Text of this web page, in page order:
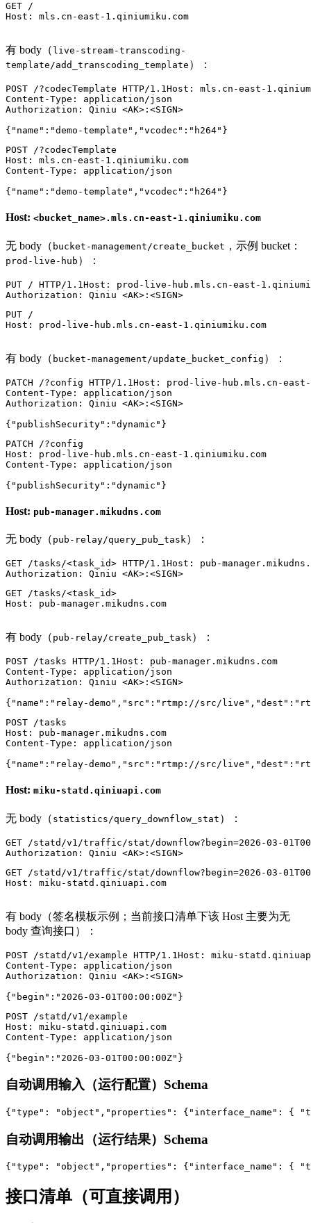
GET /
Host: mls.cn-east-1.qiniumiku.com
有 body（ live-stream-transcoding-
template/add_transcoding_template ）：
POST /?codecTemplate HTTP/1.1Host :
Content-Type :
Authorization : Qiniu <AK>:<SIGN>
{ "name" : "demo-template" , "vcodec" : "h264" }
POST /?codecTemplate
Host: mls.cn-east-1.qiniumiku.com
Content-Type: application/json
Host: <bucket_name>.mls.cn-east-1.qiniumiku.com
无 body（ bucket-management/create_bucket ，示例 bucket：
prod-live-hub ）：
PUT / HTTP/1.1 Host :
Authorization :
PUT /
Host: prod-live-hub.mls.cn-east-1.qiniumiku.com
有 body（ bucket-management/update_bucket_config ）：
PATCH /?config HTTP/1.1 Host :
Content-Type :
Authorization : Qiniu <AK>:<SIGN>
{ "publishSecurity" : "dynamic" }
PATCH /?config
Host: prod-live-hub.mls.cn-east-1.qiniumiku.com
Content-Type: application/json
Host: pub-manager.mikudns.com
无 body（ pub-relay/query_pub_task）：
GET /tasks/<task_id> HTTP/1.1Host :
Authorization :
GET /tasks/<task_id>
Host: pub-manager.mikudns.com
有 body（ pub-relay/create_pub_task）：
POST /tasks HTTP/1.1Host :
Content-Type :
Authorization : Qiniu <AK>:<SIGN>
{ "name" : "relay-demo" , "src" : "rtmp://src/live" , "dest" :
POST /tasks
Host: pub-manager.mikudns.com
Content-Type: application/json
Host: miku-statd.qiniuapi.com
无 body（ statistics/query_downflow_stat ）：
GET
/statd/v1/traffic/stat/downflow?begin=2026-03-
Authorization :
GET /statd/v1/traffic/stat/downflow?begin=2026-03-
Host: miku-statd.qiniuapi.com
有 body（签名模板示例；当前接口清单下该 Host 主要为无
body 查询接口）：
POST /statd/v1/example HTTP/1.1 Host :
Content-Type :
Authorization : Qiniu <AK>:<SIGN>
{ "begin" : "2026-03-01T00:00:00Z" }
POST /statd/v1/example
Host: miku-statd.qiniuapi.com
Content-Type: application/json
自动调用输入（运行配置）Schema
{ "type" : "object" , "properties" : { "interface_name" : {
自动调用输出（运行结果）Schema
{ "type" : "object" , "properties" : { "interface_name" : {
接口清单（可直接调用）